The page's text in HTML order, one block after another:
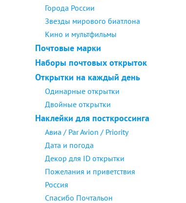
Города России
Звезды мирового биатлона
Кино и мультфильмы
Почтовые марки
Наборы почтовых открыток
Открытки на каждый день
Одинарные открытки
Двойные открытки
Наклейки для посткроссинга
Авиа / Par Avion / Priority
Дата и погода
Декор для ID открытки
Пожелания и приветствия
Россия
Спасибо Почтальон